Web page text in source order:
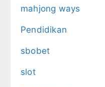
mahjong ways
Pendidikan
sbobet
slot